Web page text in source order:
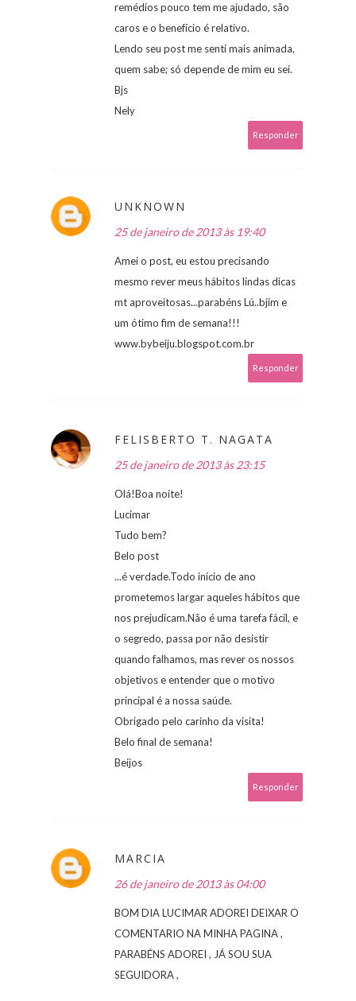
remédios pouco tem me ajudado, são
caros e o benefício é relativo.
Lendo seu post me senti mais animada,
quem sabe; só depende de mim eu sei.
Bjs
Nely
Responder
UNKNOWN
25 de janeiro de 2013 às 19:40
Amei o post, eu estou precisando
mesmo rever meus hábitos lindas dicas
mt aproveitosas...parabéns Lú..bjim e
um ótimo fim de semana!!!
www.bybeiju.blogspot.com.br
Responder
FELISBERTO T. NAGATA
25 de janeiro de 2013 às 23:15
Olá!Boa noite!
Lucimar
Tudo bem?
Belo post
...é verdade.Todo início de ano
prometemos largar aqueles hábitos que
nos prejudicam.Não é uma tarefa fácil, e
o segredo, passa por não desistir
quando falhamos, mas rever os nossos
objetivos e entender que o motivo
principal é a nossa saúde.
Obrigado pelo carinho da visita!
Belo final de semana!
Beijos
Responder
MARCIA
26 de janeiro de 2013 às 04:00
BOM DIA LUCIMAR ADOREI DEIXAR O
COMENTARIO NA MINHA PAGINA ,
PARABÉNS ADOREI , JÁ SOU SUA
SEGUIDORA ,